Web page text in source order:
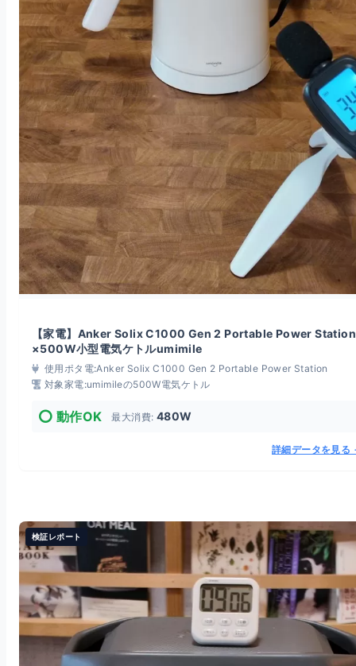
【家電】Anker Solix C1000 Gen 2 Portable Power Station
×500W小型電気ケトルumimile
使用ポタ電:Anker Solix C1000 Gen 2 Portable Power Station
対象家電:umimileの500W電気ケトル
⭕️ 動作OK 最大消費: 480W
詳細データを見る
検証レポート